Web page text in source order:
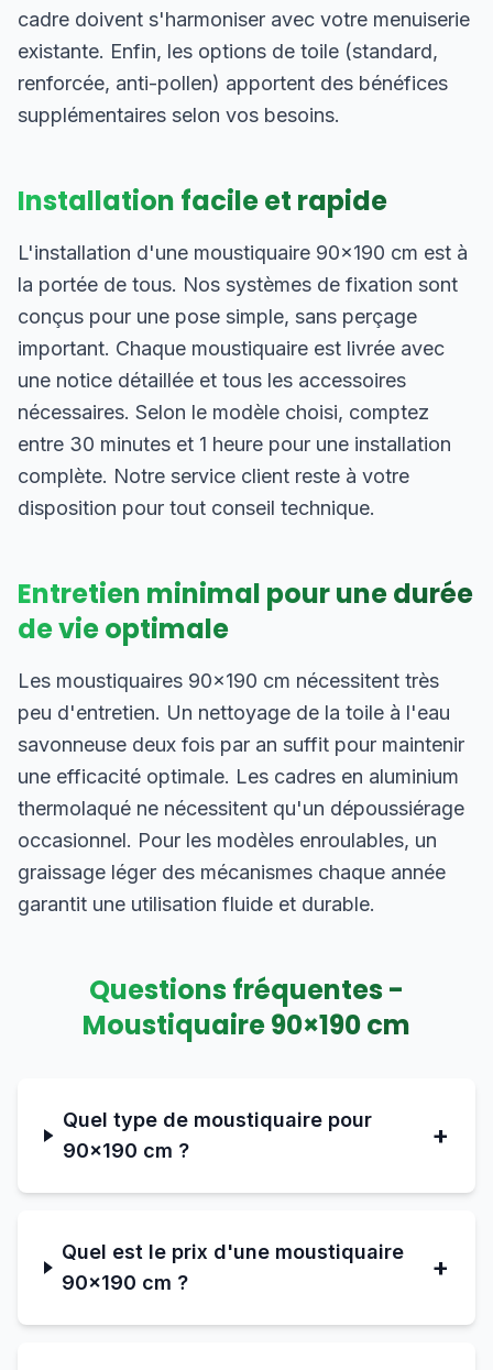
cadre doivent s'harmoniser avec votre menuiserie
existante. Enfin, les options de toile (standard,
renforcée, anti-pollen) apportent des bénéfices
supplémentaires selon vos besoins.
Installation facile et rapide
L'installation d'une moustiquaire 90×190 cm est à
la portée de tous. Nos systèmes de fixation sont
conçus pour une pose simple, sans perçage
important. Chaque moustiquaire est livrée avec
une notice détaillée et tous les accessoires
nécessaires. Selon le modèle choisi, comptez
entre 30 minutes et 1 heure pour une installation
complète. Notre service client reste à votre
disposition pour tout conseil technique.
Entretien minimal pour une durée
de vie optimale
Les moustiquaires 90×190 cm nécessitent très
peu d'entretien. Un nettoyage de la toile à l'eau
savonneuse deux fois par an suffit pour maintenir
une efficacité optimale. Les cadres en aluminium
thermolaqué ne nécessitent qu'un dépoussiérage
occasionnel. Pour les modèles enroulables, un
graissage léger des mécanismes chaque année
garantit une utilisation fluide et durable.
Questions fréquentes -
Moustiquaire90×190cm
Quel type de moustiquaire pour
90×190 cm ?
+
Quel est le prix d'une moustiquaire
90×190 cm ?
+